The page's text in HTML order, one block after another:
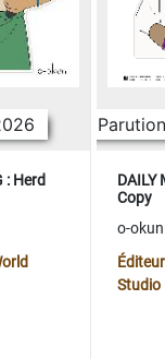
: Herd
Parution
DAILY
Copy
o-okun
Studio